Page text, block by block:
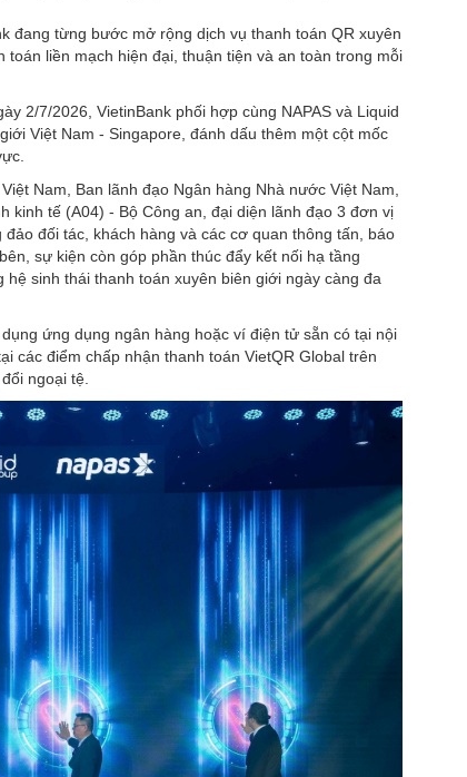
đang từng bước mở rộng dịch vụ thanh toán QR xuyên
liền mạch hiện đại, thuận tiện và an toàn trong mỗi
2/7/2026, VietinBank phối hợp cùng NAPAS và Liquid
Việt Nam - Singapore, đánh dấu thêm một cột mốc
Nam, Ban lãnh đạo Ngân hàng Nhà nước Việt Nam,
kinh tế (A04) - Bộ Công an, đại diện lãnh đạo 3 đơn vị
đối tác, khách hàng và các cơ quan thông tấn, báo
sự kiện còn góp phần thúc đẩy kết nối hạ tầng
sinh thái thanh toán xuyên biên giới ngày càng đa
ứng dụng ngân hàng hoặc ví điện tử sẵn có tại nội
các điểm chấp nhận thanh toán VietQR Global trên
ngoại tệ.